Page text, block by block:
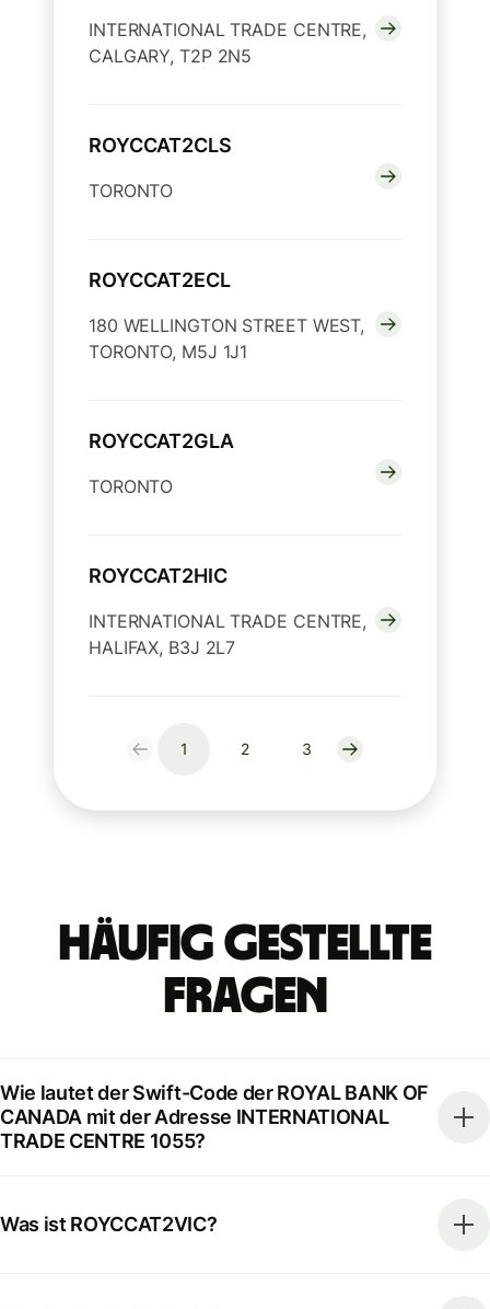
INTERNATIONAL TRADE CENTRE,
CALGARY, T2P 2N5
ROYCCAT2CLS
TORONTO
ROYCCAT2ECL
180 WELLINGTON STREET WEST,
TORONTO, M5J 1J1
ROYCCAT2GLA
TORONTO
ROYCCAT2HIC
INTERNATIONAL TRADE CENTRE,
HALIFAX, B3J 2L7
1 2 3
Häufig gestellte
Fragen
Wie lautet der Swift-Code der ROYAL BANK OF
CANADA mit der Adresse INTERNATIONAL
TRADE CENTRE 1055?
Was ist ROYCCAT2VIC?